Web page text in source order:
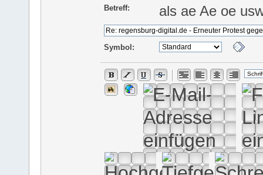
als ae Ae oe
Betreff:
Symbol: